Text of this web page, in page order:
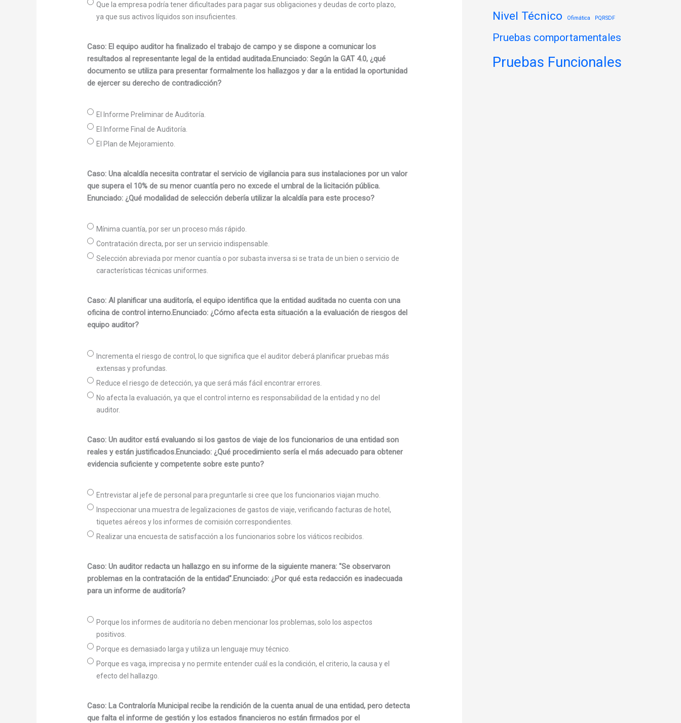
Que la empresa podría tener dificultades para pagar sus obligaciones y deudas de corto plazo,
ya que sus activos líquidos son insuficientes.
Caso: El equipo auditor ha finalizado el trabajo de campo y se dispone a comunicar los
resultados al representante legal de la entidad auditada.Enunciado: Según la GAT 4.0, ¿qué
documento se utiliza para presentar formalmente los hallazgos y dar a la entidad la oportunidad
de ejercer su derecho de contradicción?
El Informe Preliminar de Auditoría.
El Informe Final de Auditoría.
El Plan de Mejoramiento.
Caso: Una alcaldía necesita contratar el servicio de vigilancia para sus instalaciones por un valor
que supera el 10% de su menor cuantía pero no excede el umbral de la licitación pública.
Enunciado: ¿Qué modalidad de selección debería utilizar la alcaldía para este proceso?
Mínima cuantía, por ser un proceso más rápido.
Contratación directa, por ser un servicio indispensable.
Selección abreviada por menor cuantía o por subasta inversa si se trata de un bien o servicio de
características técnicas uniformes.
Caso: Al planificar una auditoría, el equipo identifica que la entidad auditada no cuenta con una
oficina de control interno.Enunciado: ¿Cómo afecta esta situación a la evaluación de riesgos del
equipo auditor?
Incrementa el riesgo de control, lo que significa que el auditor deberá planificar pruebas más
extensas y profundas.
Reduce el riesgo de detección, ya que será más fácil encontrar errores.
No afecta la evaluación, ya que el control interno es responsabilidad de la entidad y no del
auditor.
Caso: Un auditor está evaluando si los gastos de viaje de los funcionarios de una entidad son
reales y están justificados.Enunciado: ¿Qué procedimiento sería el más adecuado para obtener
evidencia suficiente y competente sobre este punto?
Entrevistar al jefe de personal para preguntarle si cree que los funcionarios viajan mucho.
Inspeccionar una muestra de legalizaciones de gastos de viaje, verificando facturas de hotel,
tiquetes aéreos y los informes de comisión correspondientes.
Realizar una encuesta de satisfacción a los funcionarios sobre los viáticos recibidos.
Caso: Un auditor redacta un hallazgo en su informe de la siguiente manera: "Se observaron
problemas en la contratación de la entidad".Enunciado: ¿Por qué esta redacción es inadecuada
para un informe de auditoría?
Porque los informes de auditoría no deben mencionar los problemas, solo los aspectos
positivos.
Porque es demasiado larga y utiliza un lenguaje muy técnico.
Porque es vaga, imprecisa y no permite entender cuál es la condición, el criterio, la causa y el
efecto del hallazgo.
Caso: La Contraloría Municipal recibe la rendición de la cuenta anual de una entidad, pero detecta
que falta el informe de gestión y los estados financieros no están firmados por el
Nivel Técnico Ofimática PQRSDF
Pruebas comportamentales
Pruebas Funcionales